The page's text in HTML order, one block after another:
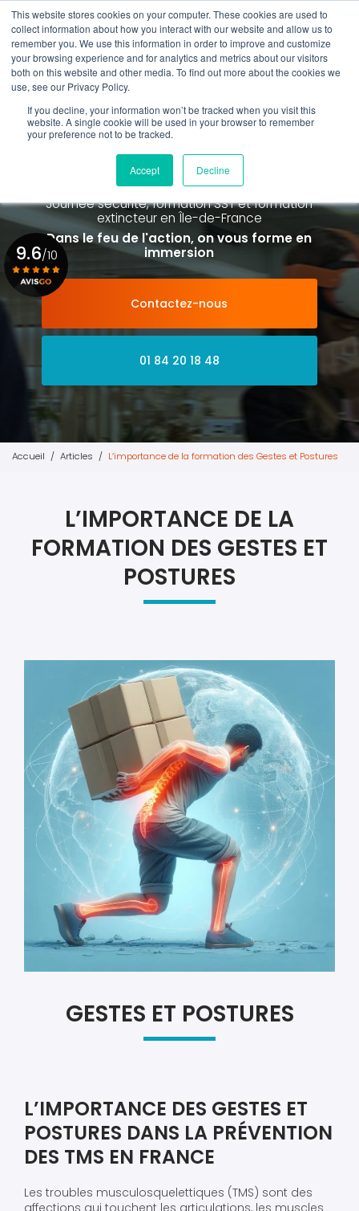
This website stores cookies on your computer. These cookies are used to
collect information about how you interact with our website and allow us to
remember you. We use this information in order to improve and customize
your browsing experience and for analytics and metrics about our visitors
both on this website and other media. To find out more about the cookies we
use, see our Privacy Policy.
If you decline, your information won’t be tracked when you visit this
website. A single cookie will be used in your browser to remember
your preference not to be tracked.
Accept Decline
Aller
au
contenu
principal
01 84 20 18 48
Rappel gratuit
Spécialiste de la formation SST et
de la Formation Incendie
à Paris La Défense depuis 2015
Journée sécurité, formation SST et formation
extincteuren Île-de-France
Dans le feu de l'action, on vous forme en
immersion
Contactez-nous
01 84 20 18 48
9.6/10
Voir le certificat
Accueil Articles L’importance de la formation des Gestes et Postures
L’IMPORTANCE DE LA
FORMATION DES GESTES ET
POSTURES
GESTES ET POSTURES
L’IMPORTANCE DES GESTES ET
POSTURES DANS LA PRÉVENTION
DES TMS EN FRANCE
Les troubles musculosquelettiques (TMS) sont des
affections qui touchent les articulations, les muscles